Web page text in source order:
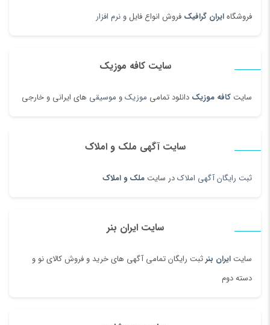
فروشگاهایران گرافیک فروش انواع فایل و نرم افزار
سایت کافه موزیک
سایت کافه موزیک دانلود تمامی موزیکو موسیقی های ایرانی و خارجی
سایت آگهی ملک و املاک
ثبت رایگان آگهی املاکدر سایت ملک و املاک
سایت ایران بنر
سایت ایران بنرثبت رایگان تمامی آگهی های خرید و فروش کالای نو و
دسته دوم